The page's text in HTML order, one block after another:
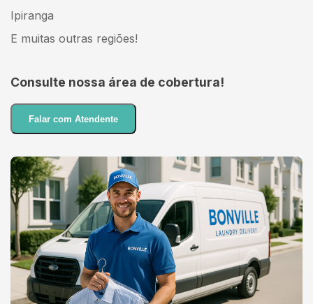
Ipiranga
E muitas outras regiões!
Consulte nossa área de cobertura!
Falar com Atendente